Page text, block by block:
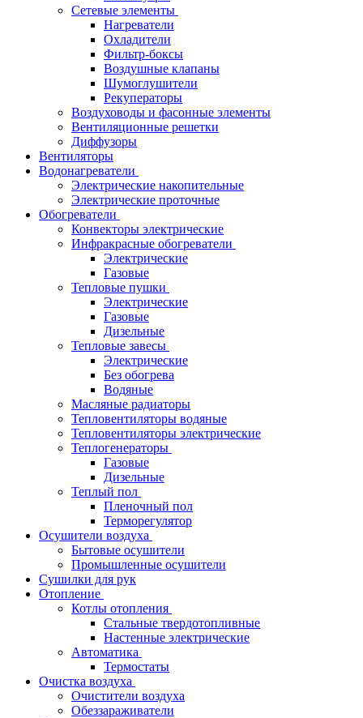
Сетевые элементы
Нагреватели
Охладители
Фильтр-боксы
Воздушные клапаны
Шумоглушители
Рекуператоры
Воздуховоды и фасонные элементы
Вентиляционные решетки
Диффузоры
Вентиляторы
Водонагреватели
Электрические накопительные
Электрические проточные
Обогреватели
Конвекторы электрические
Инфракрасные обогреватели
Электрические
Газовые
Тепловые пушки
Электрические
Газовые
Дизельные
Тепловые завесы
Электрические
Без обогрева
Водяные
Масляные радиаторы
Тепловентиляторы водяные
Тепловентиляторы электрические
Теплогенераторы
Газовые
Дизельные
Теплый пол
Пленочный пол
Терморегулятор
Осушители воздуха
Бытовые осушители
Промышленные осушители
Сушилки для рук
Отопление
Котлы отопления
Стальные твердотопливные
Настенные электрические
Автоматика
Термостаты
Очистка воздуха
Очистители воздуха
Обеззараживатели